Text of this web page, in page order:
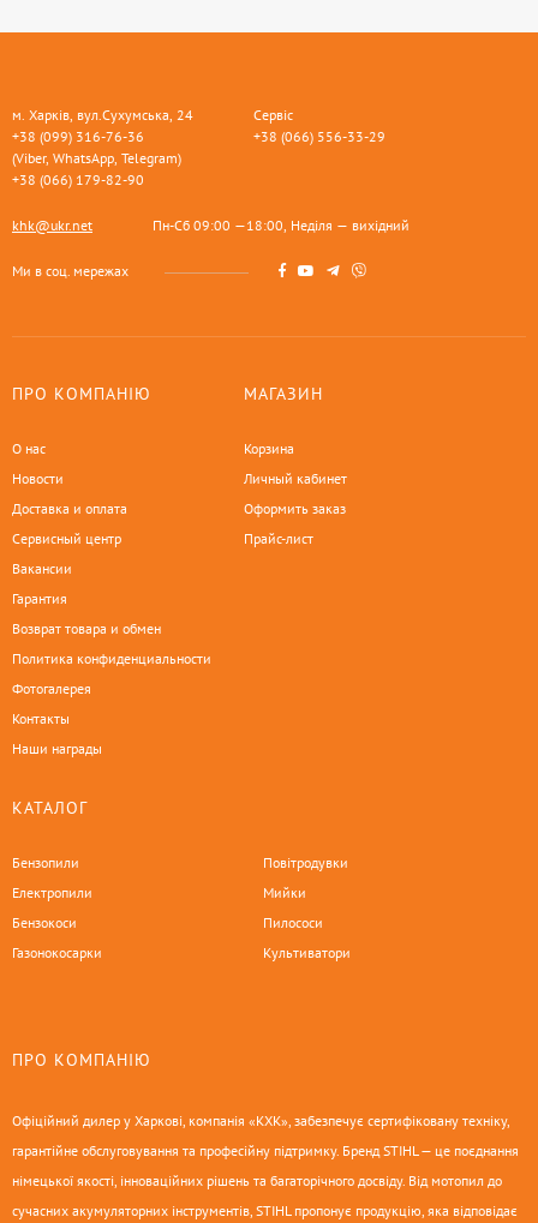
м. Харків, вул.Сухумська, 24
+38 (099) 316-76-36
(Viber, WhatsApp, Telegram)
+38 (066) 179-82-90
Сервіс
+38 (066) 556-33-29
khk@ukr.net Пн-Сб 09:00 —18:00, Неділя — вихідний
Ми в соц. мережах
ПРО КОМПАНІЮ
О нас
Новости
Доставка и оплата
Сервисный центр
Вакансии
Гарантия
Возврат товара и обмен
Политика конфиденциальности
Фотогалерея
Контакты
Наши награды
МАГАЗИН
Корзина
Личный кабинет
Оформить заказ
Прайс-лист
КАТАЛОГ
Бензопили
Електропили
Бензокоси
Газонокосарки
Повітродувки
Мийки
Пилососи
Культиватори
ПРО КОМПАНІЮ
Офіційний дилер у Харкові, компанія «КХК», забезпечує сертифіковану техніку,
гарантійне обслуговування та професійну підтримку. Бренд STIHL — це поєднання
німецької якості, інноваційних рішень та багаторічного досвіду. Від мотопил до
сучасних акумуляторних інструментів, STIHL пропонує продукцію, яка відповідає